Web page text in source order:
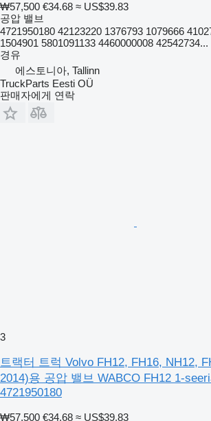
₩57,500 €34.68 ≈ US$39.83
공압 밸브
4721950180 42123220 1376793 1079666
1504901 5801091133 4460000008 42542734...
경유
에스토니아, Tallinn
TruckParts Eesti OÜ
판매자에게 연락
3
트랙터 트럭 Volvo FH12, FH16, NH12,
2014)용 공압 밸브 WABCO FH12 1-
4721950180
₩57,500 €34.68 ≈ US$39.83